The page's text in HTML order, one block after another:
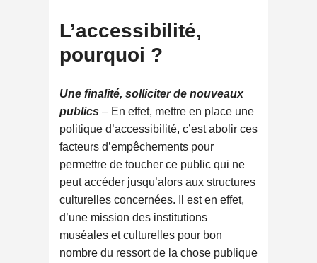
L’accessibilité,
pourquoi ?
Une finalité, solliciter de nouveaux
publics – En effet, mettre en place une
politique d’accessibilité, c’est abolir ces
facteurs d’empêchements pour
permettre de toucher ce public qui ne
peut accéder jusqu’alors aux structures
culturelles concernées. Il est en effet,
d’une mission des institutions
muséales et culturelles pour bon
nombre du ressort de la chose publique